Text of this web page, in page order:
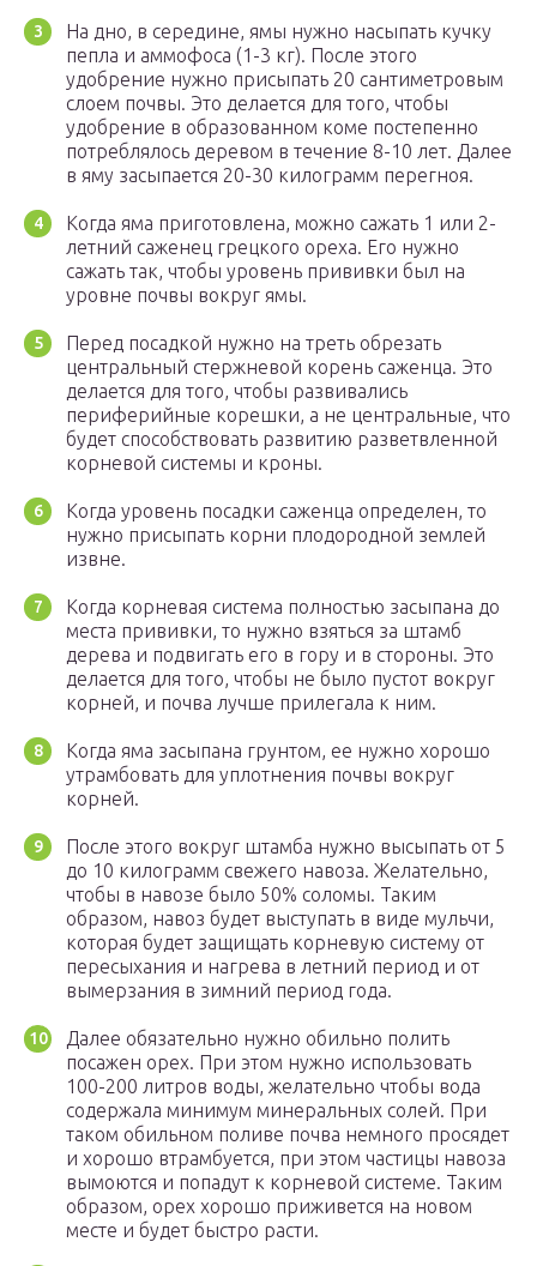
На дно, в середине, ямы нужно насыпать кучку
пепла и аммофоса (1-3 кг). После этого
удобрение нужно присыпать 20 сантиметровым
слоем почвы. Это делается для того, чтобы
удобрение в образованном коме постепенно
потреблялось деревом в течение 8-10 лет. Далее
в яму засыпается 20-30 килограмм перегноя.
Когда яма приготовлена, можно сажать 1 или 2-
летний саженец грецкого ореха. Его нужно
сажать так, чтобы уровень прививки был на
уровне почвы вокруг ямы.
Перед посадкой нужно на треть обрезать
центральный стержневой корень саженца. Это
делается для того, чтобы развивались
периферийные корешки, а не центральные, что
будет способствовать развитию разветвленной
корневой системы и кроны.
Когда уровень посадки саженца определен, то
нужно присыпать корни плодородной землей
извне.
Когда корневая система полностью засыпана до
места прививки, то нужно взяться за штамб
дерева и подвигать его в гору и в стороны. Это
делается для того, чтобы не было пустот вокруг
корней, и почва лучше прилегала к ним.
Когда яма засыпана грунтом, ее нужно хорошо
утрамбовать для уплотнения почвы вокруг
корней.
После этого вокруг штамба нужно высыпать от 5
до 10 килограмм свежего навоза. Желательно,
чтобы в навозе было 50% соломы. Таким
образом, навоз будет выступать в виде мульчи,
которая будет защищать корневую систему от
пересыхания и нагрева в летний период и от
вымерзания в зимний период года.
Далее обязательно нужно обильно полить
посажен орех. При этом нужно использовать
100-200 литров воды, желательно чтобы вода
содержала минимум минеральных солей. При
таком обильном поливе почва немного просядет
и хорошо втрамбуется, при этом частицы навоза
вымоются и попадут к корневой системе. Таким
образом, орех хорошо приживется на новом
месте и будет быстро расти.